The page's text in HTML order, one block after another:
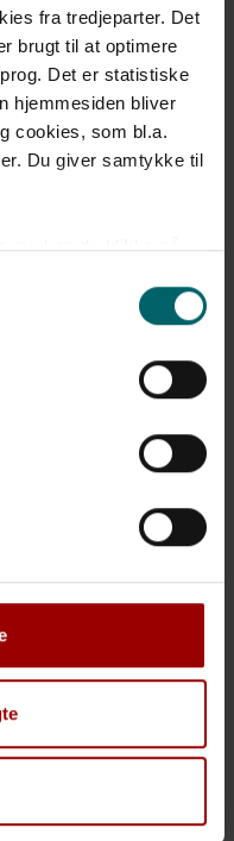
fra tredjeparter. Det
brugt til at optimere
Det er statistiske
hjemmesiden bliver
cookies, som bl.a.
Du giver samtykke til
nu, kan du klikke på
”Administrér cookie
en ændring.
behandling af
som du gerne vil
til PFA på 70 12 50
dine forsikringer,
en
og benytter de
via Microsoft